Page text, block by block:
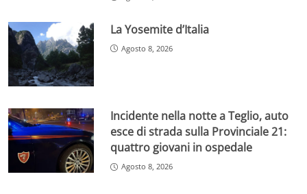
La Yosemite d’Italia
Agosto 8, 2026
Incidente nella notte a Teglio, auto
esce di strada sulla Provinciale 21:
quattro giovani in ospedale
Agosto 8, 2026